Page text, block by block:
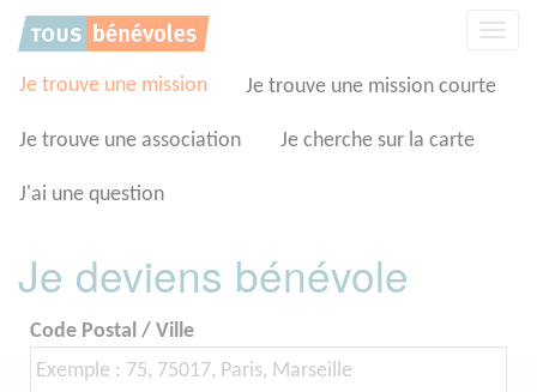
Je trouve une mission Je trouve une mission courte
Je trouve une association Je cherche sur la carte
J'ai une question
Je deviens bénévole
Code Postal / Ville
Panneau de gestion des cookies